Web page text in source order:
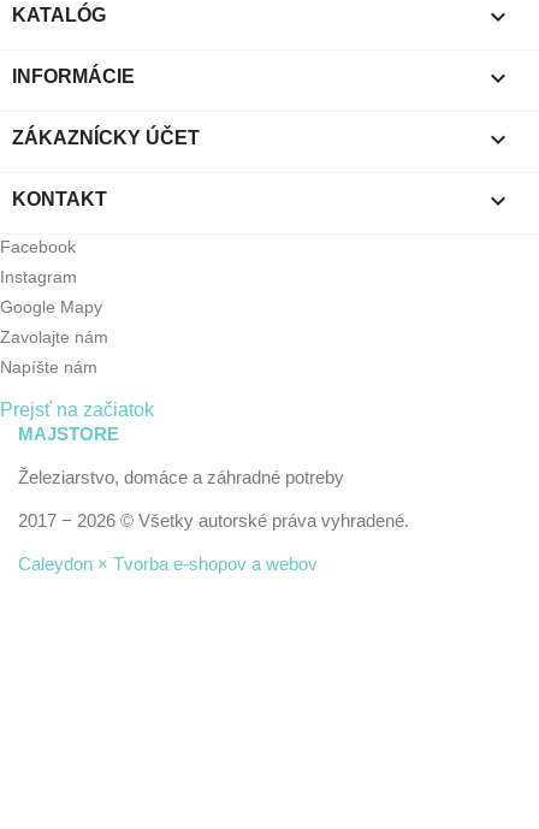
KATALÓG 
INFORMÁCIE 
ZÁKAZNÍCKY ÚČET 
KONTAKT 
Facebook
Instagram
Google Mapy
Zavolajte nám
Napíšte nám
Prejsť na začiatok
MAJSTORE
Železiarstvo, domáce a záhradné potreby
2017 − 2026 © Všetky autorské práva vyhradené.
Caleydon × Tvorba e-shopov a webov